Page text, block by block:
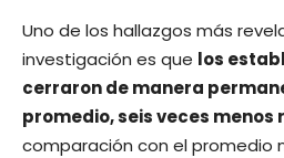
Uno de los hallazgos más
investigación es que los
cerraron de manera
promedio, seis veces menos
comparación con el promedio